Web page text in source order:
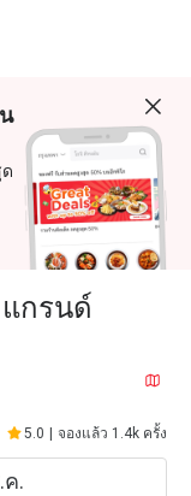
แกรนด์
5.0 จองแล้ว 1.4k ครั้ง